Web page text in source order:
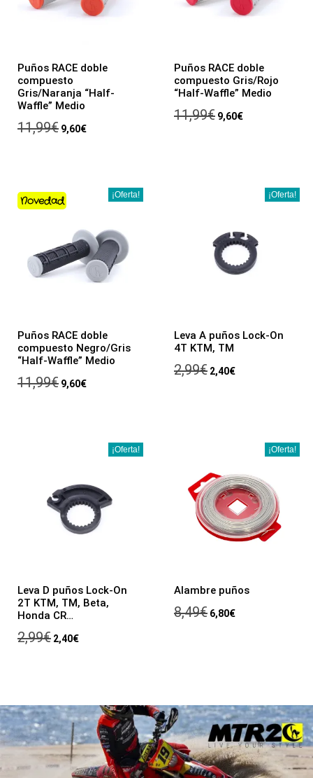
Puños RACE doble
compuesto
Gris/Naranja “Half-
Waffle” Medio
11,99€ 9,60€
Puños RACE doble
compuesto Gris/Rojo
“Half-Waffle” Medio
11,99€ 9,60€
¡Oferta!
Novedad
Puños RACE doble
compuesto Negro/Gris
“Half-Waffle” Medio
11,99€ 9,60€
¡Oferta!
Leva A puños Lock-On
4T KTM, TM
2,99€ 2,40€
¡Oferta!
Leva D puños Lock-On
2T KTM, TM, Beta,
Honda CR…
2,99€ 2,40€
¡Oferta!
Alambre puños
8,49€ 6,80€